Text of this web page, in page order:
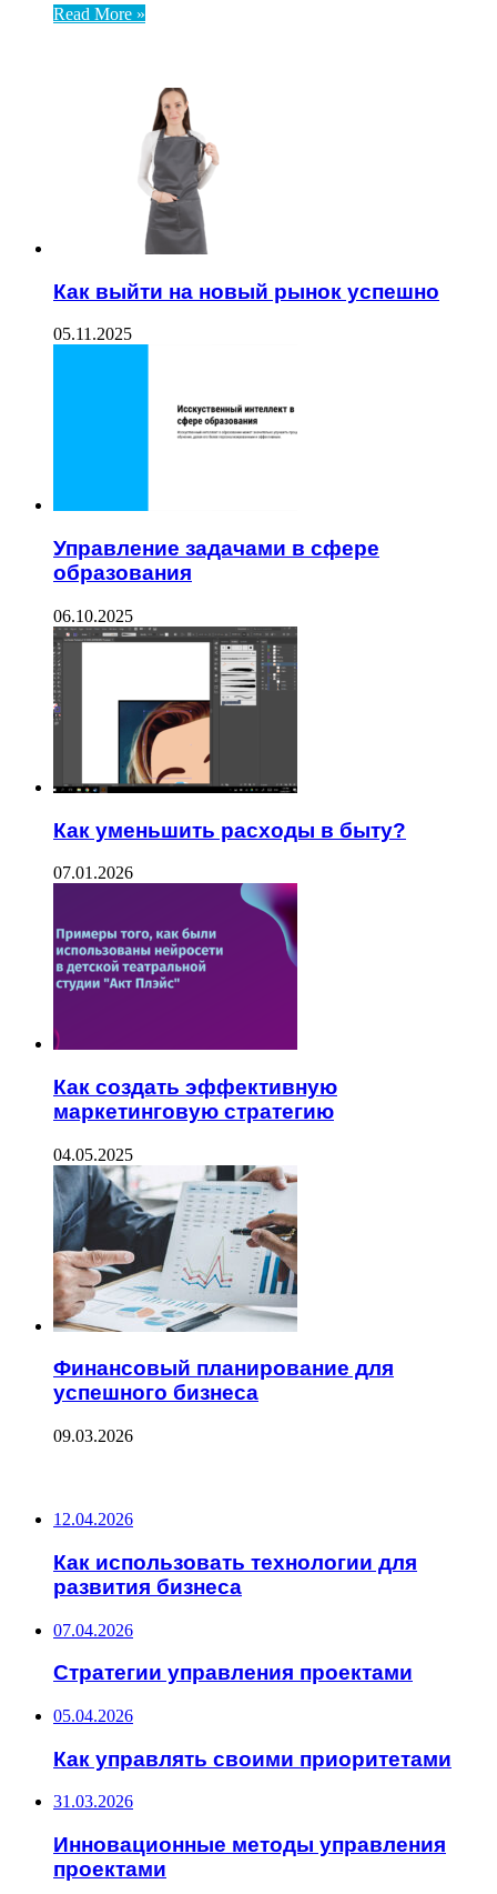
Read More »
Как выйти на новый рынок успешно
05.11.2025
Управление задачами в сфере
образования
06.10.2025
Как уменьшить расходы в быту?
07.01.2026
Как создать эффективную
маркетинговую стратегию
04.05.2025
Финансовый планирование для
успешного бизнеса
09.03.2026
12.04.2026
Как использовать технологии для
развития бизнеса
07.04.2026
Стратегии управления проектами
05.04.2026
Как управлять своими приоритетами
31.03.2026
Инновационные методы управления
проектами